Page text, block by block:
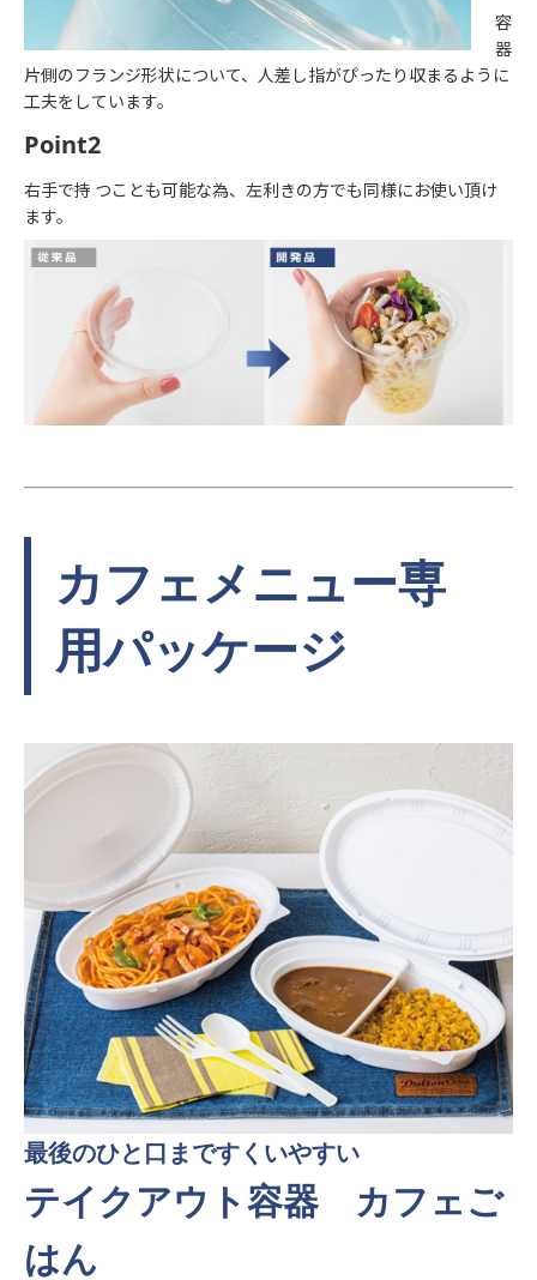
容
器
片側のフランジ形状について、人差し指がぴったり収まるように
工夫をしています。
Point2
右手で持 つことも可能な為、左利きの方でも同様にお使い頂け
ます。
カフェメニュー専
用パッケージ
最後のひと口まですくいやすい
テイクアウト容器 カフェご
はん